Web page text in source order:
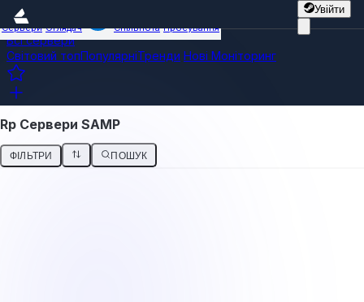
Увійти
Сервери Оглядач Спільнота Просування
Всі сервери
Світовий топПопулярніТренди Нові Моніторинг
Rp Сервери SAMP
ФІЛЬТРИ ПОШУК